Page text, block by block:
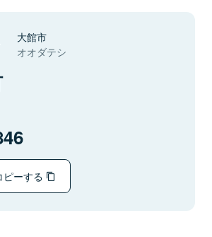
大館市
オオダテシ
ピーする